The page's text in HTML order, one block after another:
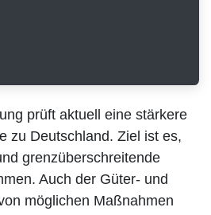
prüft aktuell eine stärkere
zu Deutschland. Ziel ist es,
grenzüberschreitende
Auch der Güter- und
möglichen Maßnahmen